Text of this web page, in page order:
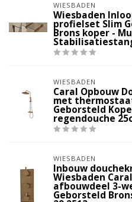
WIESBADEN
Wiesbaden
profielset Slim
Brons koper -
WIESBADEN
Caral Opbouw
met
Geborsteld
regendouche
WIESBADEN
Inbouw
Wiesbaden Caral
afbouwdeel 3-
Geborsteld